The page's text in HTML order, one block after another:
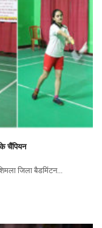
चैंपियन
जिला बैडमिंटन...